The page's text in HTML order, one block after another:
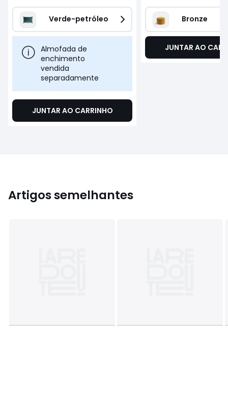
Verde-petróleo
Almofada de
enchimento
vendida
separadamente
JUNTAR AO CARRINHO
Bronze
JUNTAR AO
Artigos semelhantes